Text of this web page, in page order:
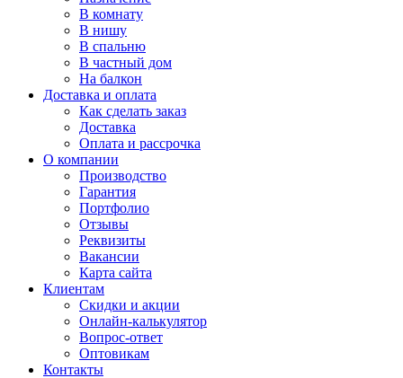
В комнату
В нишу
В спальню
В частный дом
На балкон
Доставка и оплата
Как сделать заказ
Доставка
Оплата и рассрочка
О компании
Производство
Гарантия
Портфолио
Отзывы
Реквизиты
Вакансии
Карта сайта
Клиентам
Скидки и акции
Онлайн-калькулятор
Вопрос-ответ
Оптовикам
Контакты